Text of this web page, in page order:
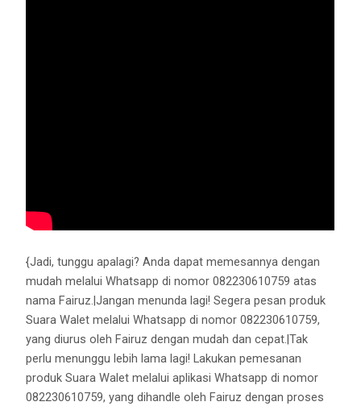
{Jadi, tunggu apalagi? Anda dapat memesannya dengan
mudah melalui Whatsapp di nomor 082230610759 atas
nama Fairuz.|Jangan menunda lagi! Segera pesan produk
Suara Walet melalui Whatsapp di nomor 082230610759,
yang diurus oleh Fairuz dengan mudah dan cepat.|Tak
perlu menunggu lebih lama lagi! Lakukan pemesanan
produk Suara Walet melalui aplikasi Whatsapp di nomor
082230610759, yang dihandle oleh Fairuz dengan proses